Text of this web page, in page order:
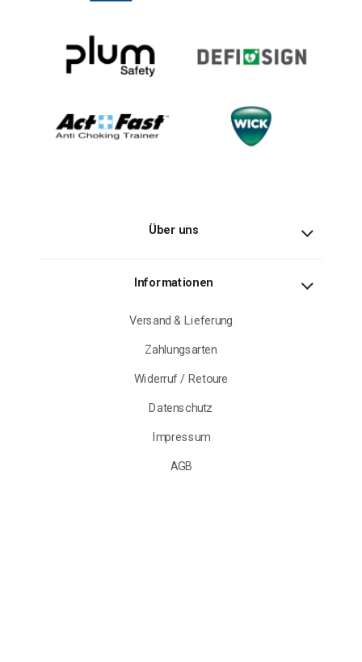
Über uns
Informationen
Versand & Lieferung
Zahlungsarten
Widerruf / Retoure
Datenschutz
Impressum
AGB